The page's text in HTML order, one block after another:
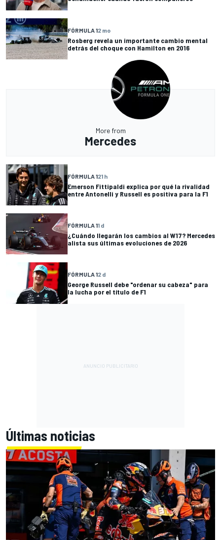
FÓRMULA 12 mo
Rosberg revela un importante cambio mental
detrás del choque con Hamilton en 2016
More from
Mercedes
FÓRMULA 121 h
Emerson Fittipaldi explica por qué la rivalidad
entre Antonelli y Russell es positiva para la F1
FÓRMULA 11 d
¿Cuándo llegarán los cambios al W17? Mercedes
alista sus últimas evoluciones de 2026
FÓRMULA 12 d
George Russell debe "ordenar su cabeza" para
la lucha por el título de F1
Últimas noticias